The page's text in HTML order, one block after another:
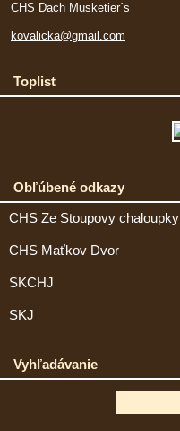
CHS Dach Musketier´s
kovalicka@gmail.com
Toplist
Obľúbené odkazy
CHS Ze Stoupovy chaloupky
CHS Maťkov Dvor
SKCHJ
SKJ
Vyhľadávanie